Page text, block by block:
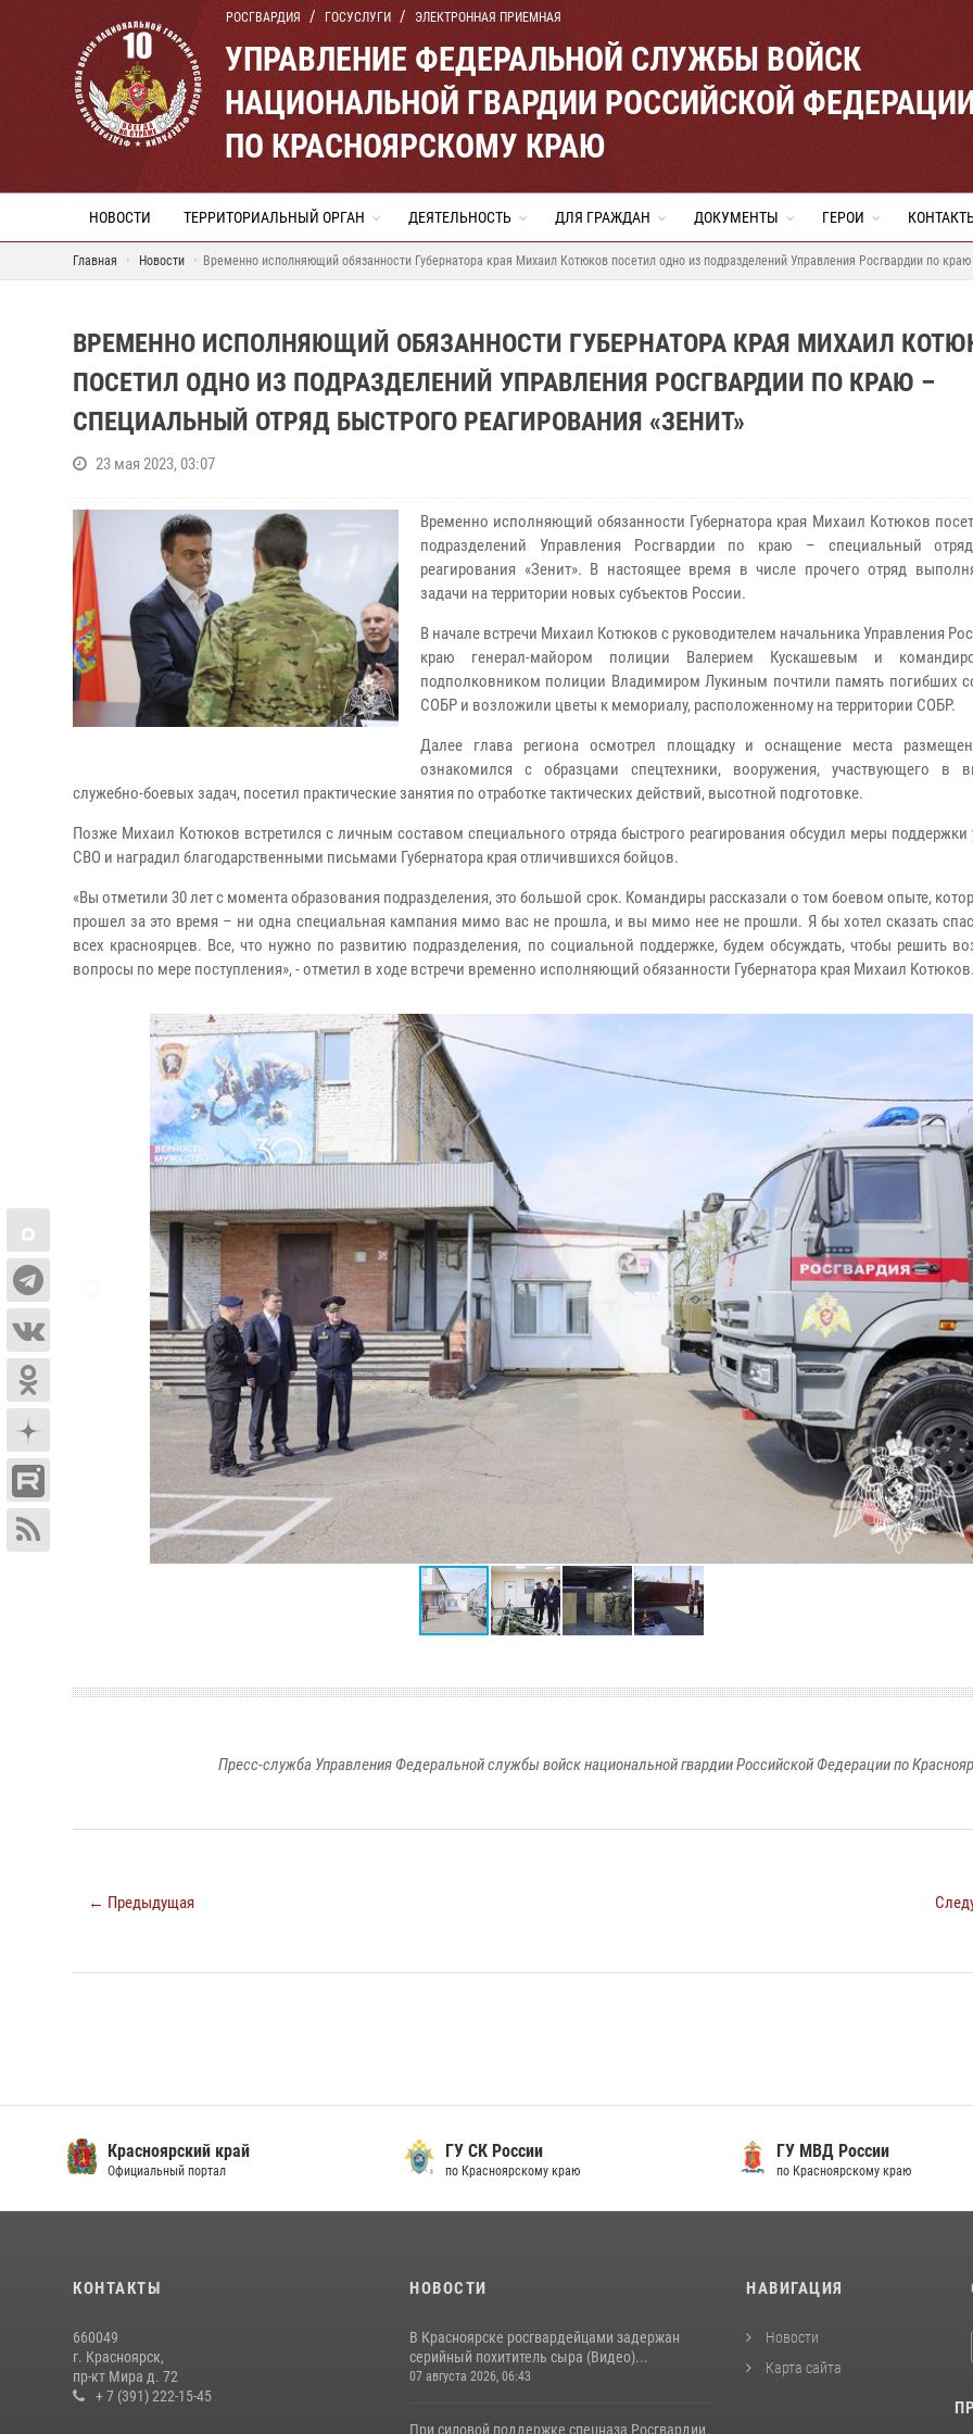
РОСГВАРДИЯ ГОСУСЛУГИ ЭЛЕКТРОННАЯ ПРИЕМНАЯ
УПРАВЛЕНИЕ ФЕДЕРАЛЬНОЙ СЛУЖБЫ ВОЙСК
НАЦИОНАЛЬНОЙ ГВАРДИИ РОССИЙСКОЙ
ПО КРАСНОЯРСКОМУ КРАЮ
НОВОСТИ ТЕРРИТОРИАЛЬНЫЙ ОРГАН ДЕЯТЕЛЬНОСТЬ ДЛЯ ГРАЖДАН ДОКУМЕНТЫ ГЕРОИ
Главная Новости Временно исполняющий обязанности Губернатора края Михаил Котюков посетил одно из подразделений Управления Росгвардии по
ВРЕМЕННО ИСПОЛНЯЮЩИЙ ОБЯЗАННОСТИ ГУБЕРНАТОРА КРАЯ МИХАИЛ
ПОСЕТИЛ ОДНО ИЗ ПОДРАЗДЕЛЕНИЙ УПРАВЛЕНИЯ РОСГВАРДИИ ПО КРАЮ –
СПЕЦИАЛЬНЫЙ ОТРЯД БЫСТРОГО РЕАГИРОВАНИЯ «ЗЕНИТ»
23 мая 2023, 03:07
Временно исполняющий обязанности Губернатора края Михаил Котюков
подразделений Управления Росгвардии по краю – специальный
реагирования «Зенит». В настоящее время в числе прочего отряд
задачи на территории новых субъектов России.
В начале встречи Михаил Котюков с руководителем начальника Управления
краю генерал-майором полиции Валерием Кускашевым и
подполковником полиции Владимиром Лукиным почтили память погибших
СОБР и возложили цветы к мемориалу, расположенному на территории СОБР.
Далее глава региона осмотрел площадку и оснащение места
ознакомился с образцами спецтехники, вооружения, участвующего в
служебно-боевых задач, посетил практические занятия по отработке тактических действий, высотной подготовке.
Позже Михаил Котюков встретился с личным составом специального отряда быстрого реагирования обсудил меры поддержки
СВО и наградил благодарственными письмами Губернатора края отличившихся бойцов.
«Вы отметили 30 лет с момента образования подразделения, это большой срок. Командиры рассказали о том боевом опыте,
прошел за это время – ни одна специальная кампания мимо вас не прошла, и вы мимо нее не прошли. Я бы хотел сказать
всех красноярцев. Все, что нужно по развитию подразделения, по социальной поддержке, будем обсуждать, чтобы решить
вопросы по мере поступления», - отметил в ходе встречи временно исполняющий обязанности Губернатора края Михаил Котюков.
Пресс-служба Управления Федеральной службы войск национальной гвардии Российской Федерации по
← Предыдущая
Красноярский край
Официальный портал
ГУ СК России
по Красноярскому краю
ГУ МВД России
по Красноярскому краю
КОНТАКТЫ
660049
г. Красноярск,
пр-кт Мира д. 72
+ 7 (391) 222-15-45
НОВОСТИ
В Красноярске росгвардейцами задержан
серийный похититель сыра (Видео)...
07 августа 2026, 06:43
При силовой поддержке спецназа Росгвардии
НАВИГАЦИЯ
Новости
Карта сайта